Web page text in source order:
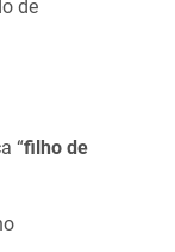
de
“filho de